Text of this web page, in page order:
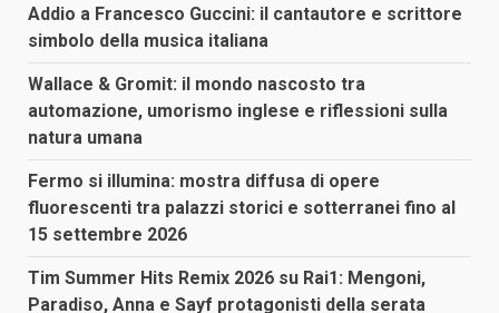
Addio a Francesco Guccini: il cantautore e scrittore
simbolo della musica italiana
Wallace & Gromit: il mondo nascosto tra
automazione, umorismo inglese e riflessioni sulla
natura umana
Fermo si illumina: mostra diffusa di opere
fluorescenti tra palazzi storici e sotterranei fino al
15 settembre 2026
Tim Summer Hits Remix 2026 su Rai1: Mengoni,
Paradiso, Anna e Sayf protagonisti della serata